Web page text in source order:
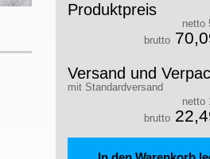
Produktpreis
netto
brutto
Versand und
mit Standardversand
netto
brutto